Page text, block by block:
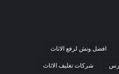
افضل ونش لرفع الاثاث
شركات تغليف الاثاث